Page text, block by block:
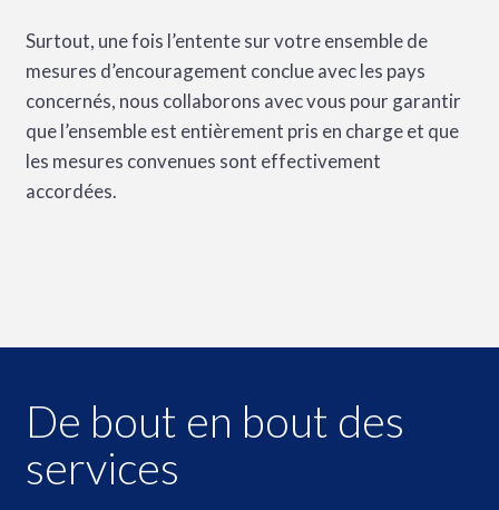
Surtout, une fois l’entente sur votre ensemble de
mesures d’encouragement conclue avec les pays
concernés, nous collaborons avec vous pour garantir
que l’ensemble est entièrement pris en charge et que
les mesures convenues sont effectivement
accordées.
De bout en bout des
services